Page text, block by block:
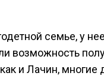
семье, у
возможность
и Лачин,